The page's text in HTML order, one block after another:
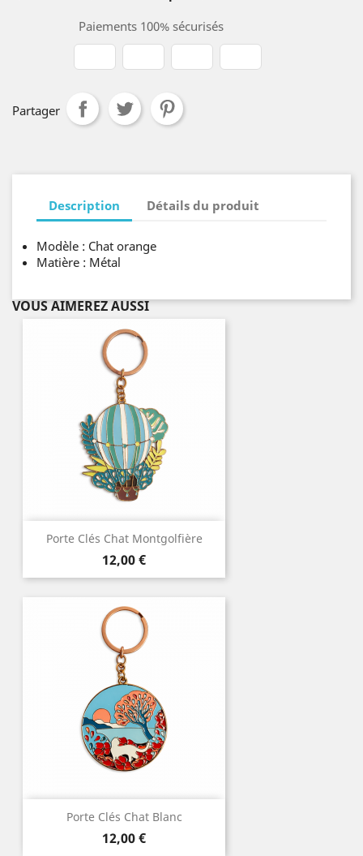
Paiements 100% sécurisés
Partager
Description Détails du produit
Modèle : Chat orange
Matière : Métal
VOUS AIMEREZ AUSSI
Porte Clés Chat Montgolfière
Prix
12,00 €
Porte Clés Chat Blanc
Prix
12,00 €